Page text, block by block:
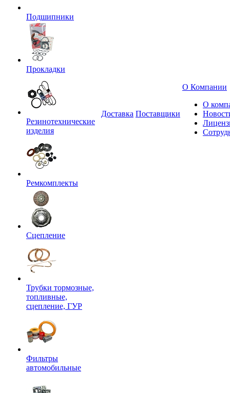
Подшипники
Прокладки
Резинотехнические
изделия
Ремкомплекты
Сцепление
Трубки тормозные,
топливные,
сцепление, ГУР
Фильтры
автомобильные
Доставка Поставщики
О Компании
О